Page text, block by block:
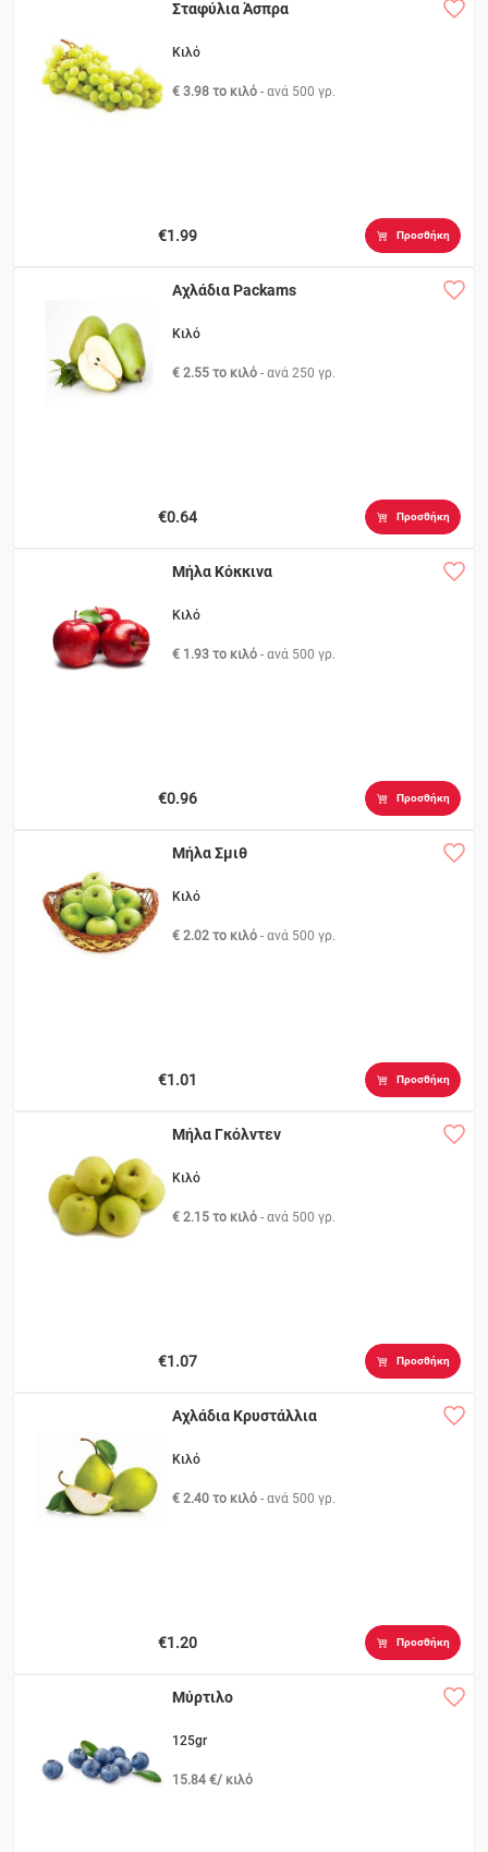
Σταφύλια Άσπρα
Κιλό
€ 3.98 το κιλό - ανά 500 γρ.
€1.99 Προσθήκη
Αχλάδια Packams
Κιλό
€ 2.55 το κιλό - ανά250 γρ.
€0.64 Προσθήκη
Μήλα Κόκκινα
Κιλό
€ 1.93 το κιλό - ανά 500 γρ.
€0.96 Προσθήκη
Μήλα Σμιθ
Κιλό
€ 2.02 το κιλό - ανά 500 γρ.
€1.01 Προσθήκη
Μήλα Γκόλντεν
Κιλό
€ 2.15 το κιλό - ανά 500 γρ.
€1.07 Προσθήκη
Αχλάδια Κρυστάλλια
Κιλό
€ 2.40 το κιλό - ανά 500 γρ.
€1.20 Προσθήκη
Μύρτιλο
125gr
15.84 €/ κιλό